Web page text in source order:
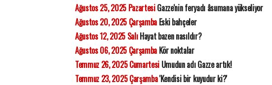
Ağustos 25, 2025 PazartesiGazze'nin feryadı âsumana yükseliyor
Ağustos 20, 2025 Çarşamba Eski bahçeler
Ağustos 12, 2025 SalıHayat bazen nasıldır?
Ağustos 06, 2025 Çarşamba Kör noktalar
Temmuz 26, 2025 Cumartesi Umudun adı Gazze artık!
Temmuz 23, 2025 Çarşamba'Kendisi bir kuyudur ki?'